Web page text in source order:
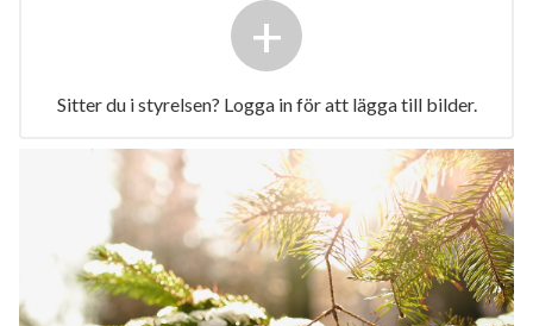
+
Sitter du i styrelsen? Logga in för att lägga till bilder.